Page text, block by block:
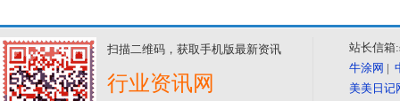
扫描二维码，获取手机版最新资讯
行业资讯网
站长信箱
牛涂网 |
美美日记